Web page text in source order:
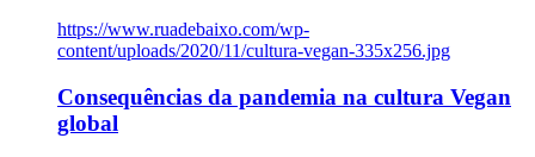
https://www.ruadebaixo.com/wp-
content/uploads/2020/11/cultura-vegan-335x256.jpg
Consequências da pandemia na cultura Vegan
global